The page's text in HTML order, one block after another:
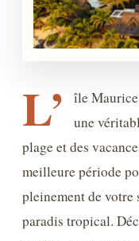
L’
île
une
plage et des
meilleure période
pleinement de
paradis tropical.